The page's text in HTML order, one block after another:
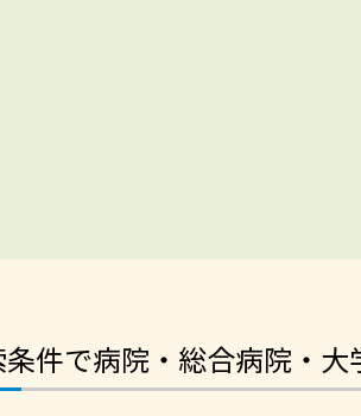
件で病院・総合病院・